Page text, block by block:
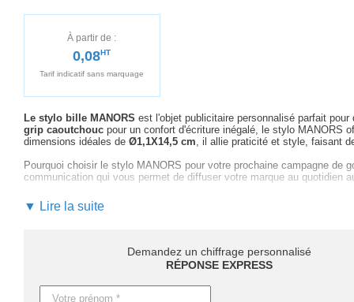
À partir de :
0,08HT
Tarif indicatif sans marquage
Le stylo bille MANORS est l'objet publicitaire personnalisé parfait
grip caoutchouc pour un confort d'écriture inégalé, le stylo MANORS
dimensions idéales de Ø1,1X14,5 cm, il allie praticité et style, faisant
Pourquoi choisir le stylo MANORS pour votre prochaine campagne de
communication qui vous permet de diffuser votre marque au quotidien
Notre équipe experte vous accompagne
maquette à la livraison finale, nous vous garantissons
publicitaires qui reflètent la qualité et le soin de vos relations
Quant aux délais, ils varient selon les quantités : comptez environ 4
personnalisation. Une production express est également envisageable
▼ Lire la suite
Demandez un chiffrage personnalisé
RÉPONSE EXPRESS